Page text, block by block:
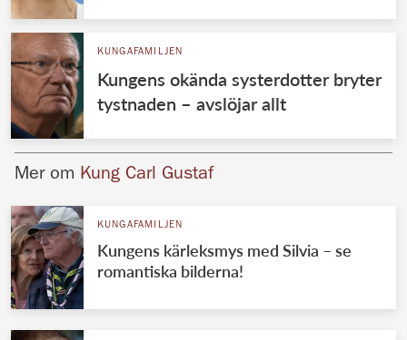
KUNGAFAMILJEN
Kungens okända systerdotter bryter
tystnaden – avslöjar allt
Mer om Kung Carl Gustaf
KUNGAFAMILJEN
Kungens kärleksmys med Silvia – se
romantiska bilderna!